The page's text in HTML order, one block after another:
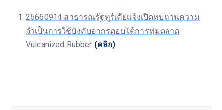
25660914 สาธารณรัฐทูร์เคียเเจ้งเปิดทบทวนความ
จำเป็นการใช้บังคับอากรตอบโต้การทุ่มตลาด
Vulcanized Rubber (คลิก)